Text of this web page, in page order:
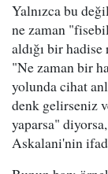
Yalnızca bu
ne zaman
aldığı bir
"Ne zaman bir
yolunda cihat
denk gelirseniz
yaparsa"
Askalani'nin